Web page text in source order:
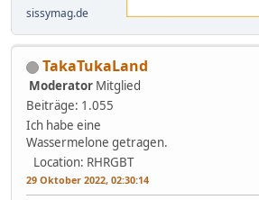
sissymag.de
TakaTukaLand
Moderator Mitglied
Beiträge: 1.055
Ich habe eine
Wassermelone getragen.
Location: RHRGBT
29 Oktober 2022, 02:30:14